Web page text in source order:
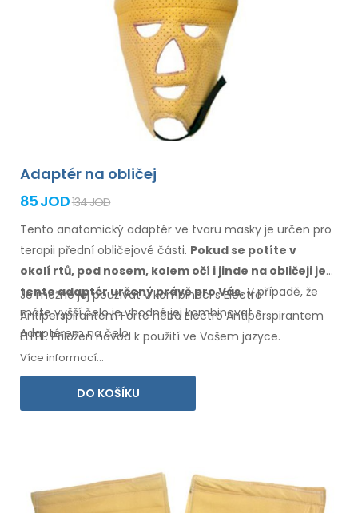
Adaptér na obličej
85 JOD134 JOD
Tento anatomický adaptér ve tvaru masky je určen pro
terapii přední obličejové části. Pokud se potíte v
okolí rtů, pod nosem, kolem očí i jinde na obličeji je
tentoadaptér určený právě pro Vás. V případě, že
mátevyšší čelo je vhodné jej kombinovats
Adaptéremna čelo.
Je možné jej používat v kombinaci s Electro
Antiperspirantem Forte nebo Electro Antiperspirantem
ELITE. Přiložen návod k použití ve Vašem jazyce.
Více informací...
DO KOŠÍKU